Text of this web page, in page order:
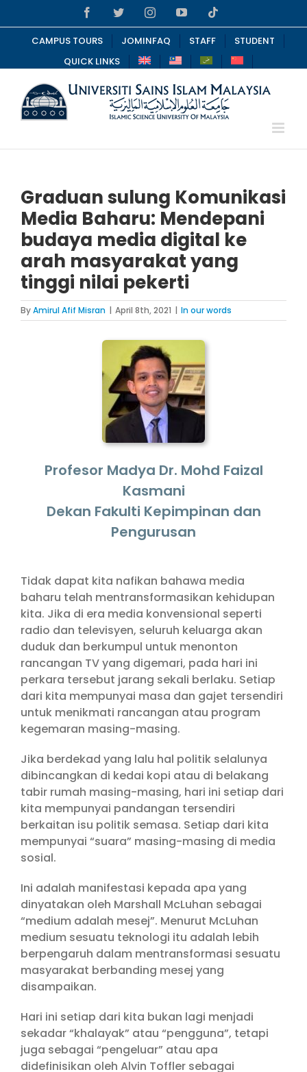
to
content
FacebookTwitterInstagramYouTube
CAMPUS TOURS JOMINFAQ STAFF
STUDENT
QUICK LINKS
Graduan sulung Komunikasi
Media Baharu: Mendepani
budaya media digital ke
arah masyarakat yang
tinggi nilai pekerti
ByAmirul Afif Misran | April 8th, 2021 | In our words
Profesor Madya Dr. Mohd Faizal
Kasmani
Dekan Fakulti Kepimpinan dan
Pengurusan
Tidak dapat kita nafikan bahawa media
baharu telah mentransformasikan kehidupan
kita. Jika di era media konvensional seperti
radio dan televisyen, seluruh keluarga akan
duduk dan berkumpul untuk menonton
rancangan TV yang digemari, pada hari ini
perkara tersebut jarang sekali berlaku. Setiap
dari kita mempunyai masa dan gajet tersendiri
untuk menikmati rancangan atau program
kegemaran masing-masing.
Jika berdekad yang lalu hal politik selalunya
dibincangkan di kedai kopi atau di belakang
tabir rumah masing-masing, hari ini setiap dari
kita mempunyai pandangan tersendiri
berkaitan isu politik semasa. Setiap dari kita
mempunyai “suara” masing-masing di media
sosial.
Ini adalah manifestasi kepada apa yang
dinyatakan oleh Marshall McLuhan sebagai
“medium adalah mesej”. Menurut McLuhan
medium sesuatu teknologi itu adalah lebih
berpengaruh dalam mentransformasi sesuatu
masyarakat berbanding mesej yang
disampaikan.
Hari ini setiap dari kita bukan lagi menjadi
sekadar “khalayak” atau “pengguna”, tetapi
juga sebagai “pengeluar” atau apa
didefinisikan oleh Alvin Toffler sebagai